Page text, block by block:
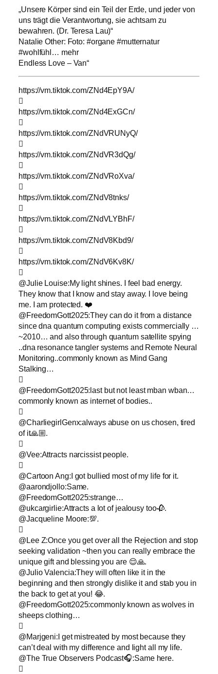
„Unsere Körper sind ein Teil der Erde, und jeder von
uns trägt die Verantwortung, sie achtsam zu
bewahren. (Dr. Teresa Lau)“
Natalie Other: Foto: #organe #mutternatur
#wohlfühl… mehr
Endless Love – Van“
https://vm.tiktok.com/ZNd4EpY9A/

https://vm.tiktok.com/ZNd4ExGCn/

https://vm.tiktok.com/ZNdVRUNyQ/

https://vm.tiktok.com/ZNdVR3dQg/

https://vm.tiktok.com/ZNdVRoXva/

https://vm.tiktok.com/ZNdV8tnks/

https://vm.tiktok.com/ZNdVLYBhF/

https://vm.tiktok.com/ZNdV8Kbd9/

https://vm.tiktok.com/ZNdV6Kv8K/

@Julie Louise:My light shines. I feel bad energy.
They know that I know and stay away. I love being
me. I am protected. ❤️
@FreedomGott2025:They can do it from a distance
since dna quantum computing exists commercially …
~2010… and also through quantum satellite spying
..dna resonance tangler systems and Remote Neural
Monitoring..commonly known as Mind Gang
Stalking…

@FreedomGott2025:last but not least mban wban…
commonly known as internet of bodies..

@CharliegirlGenx:always abuse on us chosen, tired
of it🙏🏼.

@Vee:Attracts narcissist people.

@Cartoon Ang:I got bullied most of my life for it.
@aarondjollo:Same.
@FreedomGott2025:strange…
@ukcargirlie:Attracts a lot of jealousy too🥀.
@Jacqueline Moore:💯.

@Lee Z:Once you get over all the Rejection and stop
seeking validation ~then you can really embrace the
unique gift and blessing you are 😌🙏.
@Julio Valencia:They will often like it in the
beginning and then strongly dislike it and stab you in
the back to get at you! 😂.
@FreedomGott2025:commonly known as wolves in
sheeps clothing…

@Marjgeni:I get mistreated by most because they
can’t deal with my difference and light all my life.
@The True Observers Podcast🎧:Same here.
